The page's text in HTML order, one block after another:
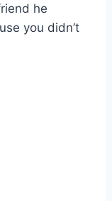
he
you didn’t